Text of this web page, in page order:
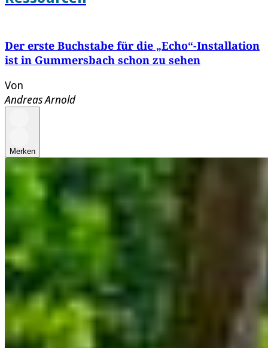
Der erste Buchstabe für die „Echo“-Installation
ist in Gummersbach schon zu sehen
Von
Andreas Arnold
Merken